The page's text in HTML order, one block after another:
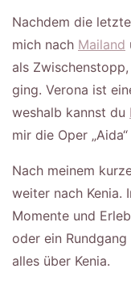
Nachdem die
mich nach Mailand
als
ging. Verona ist
weshalb kannst du
mir die Oper
Nach meinem
weiter nach Kenia.
Momente und
oder ein
alles über Kenia.